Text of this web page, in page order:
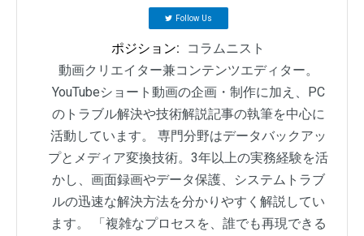
Follow Us
ポジション:
コラムニスト
動画クリエイター兼コンテンツエディター。
YouTubeショート動画の企画・制作に加え、PC
のトラブル解決や技術解説記事の執筆を中心に
活動しています。 専門分野はデータバックアッ
プとメディア変換技術。3年以上の実務経験を活
かし、画面録画やデータ保護、システムトラブ
ルの迅速な解決方法を分かりやすく解説してい
ます。 「複雑なプロセスを、誰でも再現できる